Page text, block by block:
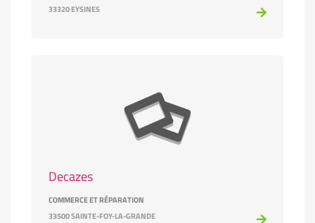
33320 EYSINES
Decazes
COMMERCE ET RÉPARATION
33500 SAINTE-FOY-LA-GRANDE